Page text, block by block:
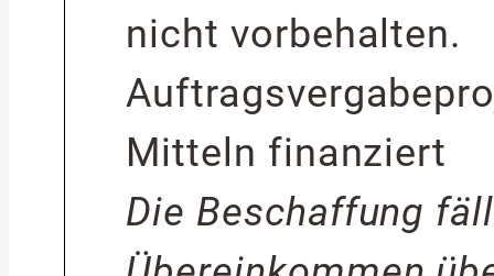
nicht vorbehalten.
Mitteln finanziert
Die Beschaffung